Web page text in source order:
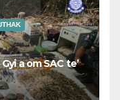
a om SAC te’